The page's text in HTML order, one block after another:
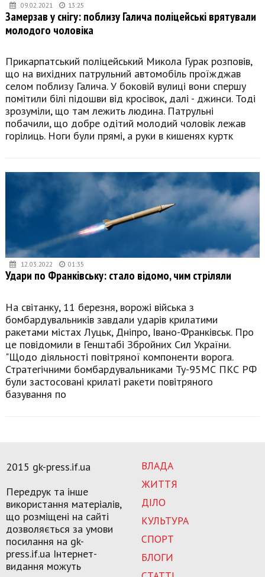
09.02.2021 13:25
Замерзав у снігу: поблизу Галича поліцейські врятували
молодого чоловіка
Прикарпатський поліцейський Микола Гурак розповів,
що на вихідних патрульний автомобіль проїжджав
селом поблизу Галича. У боковій вулиці вони спершу
помітили білі підошви від кросівок, далі - джинси. Тоді
зрозуміли, що там лежить людина. Патрульні
побачили, що добре одітий молодий чоловік лежав
горілиць. Ноги були прямі, а руки в кишенях куртк
12.03.2022 01:35
Удари по Франківську: стало відомо, чим стріляли
На світанку, 11 березня, ворожі війська з
бомбардувальників завдали ударів крилатими
ракетами містах Луцьк, Дніпро, Івано-Франківськ. Про
це повідомили в Генштабі Збройних Сил України.
"Щодо діяльності повітряної компоненти ворога.
Стратегічними бомбардувальниками Ту-95МС ПКС РФ
були застосовані крилаті ракети повітряного
базування по
ВЛАДА
ЖИТТЯ
ДІЛО
КУЛЬТУРА
СПОРТ
БЛОГИ
2015 gk-press.if.ua
Передрук та інше
використання матеріалів,
що розміщені на сайті
дозволяється за умови
посилання на gk-
press.if.ua Інтернет-
видання можуть